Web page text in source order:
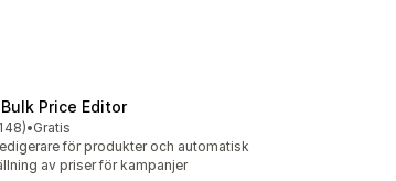
Price Editor
stjärnor
totalt
•Gratis
för produkter och automatisk
av priser för kampanjer